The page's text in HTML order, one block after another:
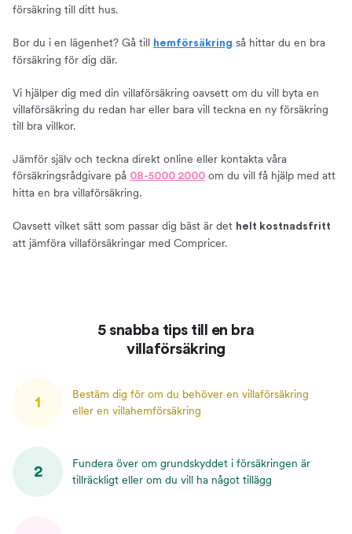
Tilläggsförsäkringar
Omfattning
Lösöre – välj rätt försäkringsbelopp
Aktsamhetskrav
Självrisk
Åldersavdrag och maxgränser
Villkor - förköpsinformation och produktfaktablad
försäkring till ditt hus.
Bor du i en lägenhet? Gå till hemförsäkring så hittar du en bra
försäkring för dig där.
Vi hjälper dig med din villaförsäkring oavsett om du vill byta en
villaförsäkring du redan har eller bara vill teckna en ny försäkring
till bra villkor.
Jämför själv och teckna direkt online eller kontakta våra
försäkringsrådgivare på 08-5000 2000 om du vill få hjälp med att
hitta en bra villaförsäkring.
Oavsett vilket sätt som passar dig bäst är det helt kostnadsfritt
att jämföra villaförsäkringar med Compricer.
5 snabba tips till en bra
villaförsäkring
1
Bestäm dig för om du behöver en villaförsäkring
eller en villahemförsäkring
2
Fundera över om grundskyddet i försäkringen är
tillräckligt eller om du vill ha något tillägg